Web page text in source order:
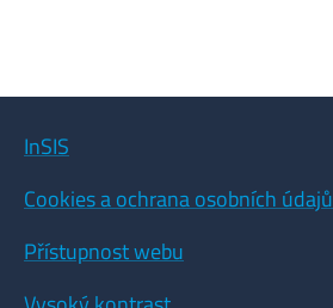
InSIS
Cookies a ochrana osobních údajů
Přístupnost webu